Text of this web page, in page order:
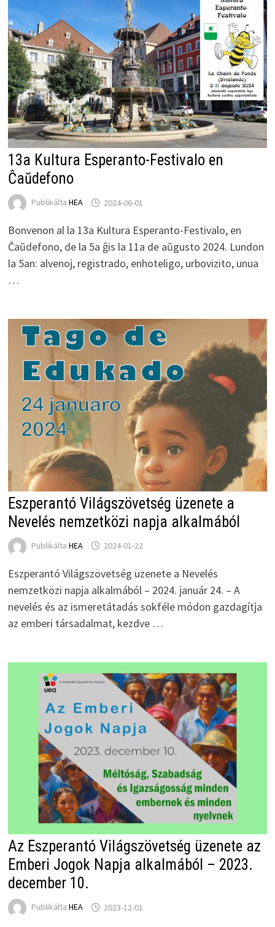
13a Kultura Esperanto-Festivalo en
Ĉaŭdefono
Publikálta HEA 2024-06-01
Bonvenon al la 13a Kultura Esperanto-Festivalo, en
Ĉaŭdefono, de la 5a ĝis la 11a de aŭgusto 2024. Lundon
la 5an: alvenoj, registrado, enhoteligo, urbovizito, unua
…
Eszperantó Világszövetség üzenete a
Nevelés nemzetközi napja alkalmából
Publikálta HEA 2024-01-22
Eszperantó Világszövetség üzenete a Nevelés
nemzetközi napja alkalmából – 2024. január 24. – A
nevelés és az ismeretátadás sokféle módon gazdagítja
az emberi társadalmat, kezdve …
Az Eszperantó Világszövetség üzenete az
Emberi Jogok Napja alkalmából – 2023.
december 10.
Publikálta HEA 2023-12-01